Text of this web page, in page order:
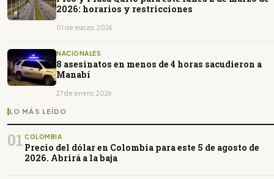
2026: horarios y restricciones
01 de marzo, 2026
NACIONALES
8 asesinatos en menos de 4 horas sacudieron a
Manabí
27 de enero, 2026
LO MÁS LEÍDO
01 COLOMBIA
Precio del dólar en Colombia para este 5 de agosto de
2026. Abrirá a la baja